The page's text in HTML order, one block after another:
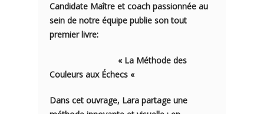
Candidate Maître et coach passionnée au
sein de notre équipe publie son tout
premier livre:
« La Méthode des
Couleurs aux Échecs «
Dans cet ouvrage, Lara partage une